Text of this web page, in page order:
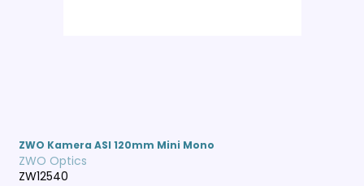
ZWO Kamera ASI 120mm Mini Mono
ZWO Optics
ZW12540